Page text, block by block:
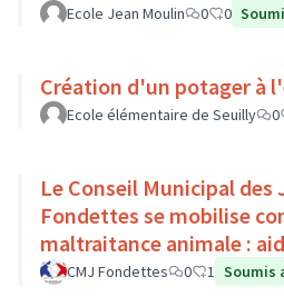
Ecole Jean Moulin 0 0
Création d'un potager à
Ecole élémentaire de Seuilly 0
Le Conseil Municipal des
Fondettes se mobilise
maltraitance animale :
de Luynes !
CMJ Fondettes 0 1 Soumis